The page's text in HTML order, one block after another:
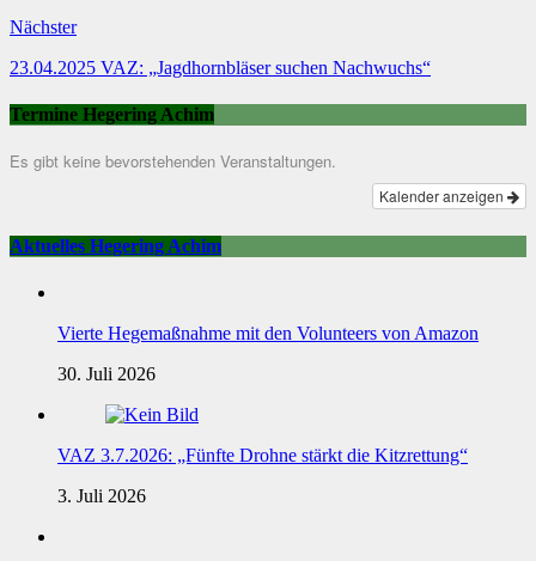
Nächster
23.04.2025 VAZ: „Jagdhornbläser suchen Nachwuchs“
Termine Hegering Achim
Es gibt keine bevorstehenden Veranstaltungen.
Kalender anzeigen
Aktuelles Hegering Achim
Vierte Hegemaßnahme mit den Volunteers von Amazon
30. Juli 2026
VAZ 3.7.2026: „Fünfte Drohne stärkt die Kitzrettung“
3. Juli 2026